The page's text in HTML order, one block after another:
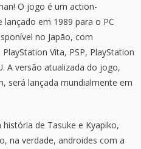
O jogo é um action-
em 1989 para o PC
no Japão, com
Vita, PSP, PlayStation
A versão atualizada do jogo,
será lançada mundialmente em
de Tasuke e Kyapiko,
na verdade, androides com a